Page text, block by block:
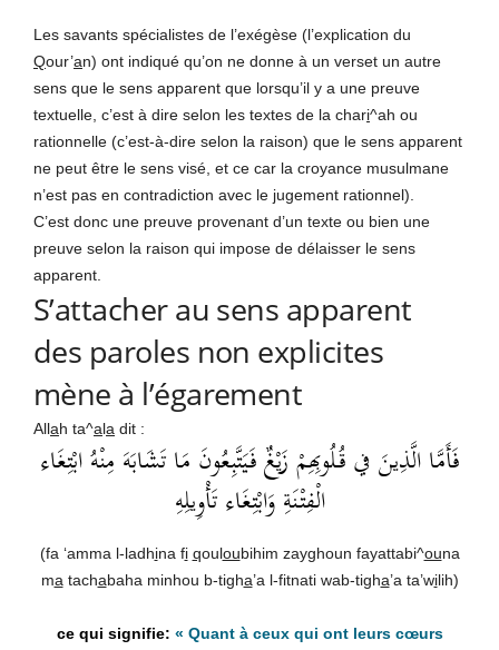
Les savants spécialistes de l’exégèse (l’explication du
Qour’an) ont indiqué qu’on ne donne à un verset un autre
sens que le sens apparent que lorsqu’il y a une preuve
textuelle, c’est à dire selon les textes de la chari^ah ou
rationnelle (c’est-à-dire selon la raison) que le sens apparent
ne peut être le sens visé, et ce car la croyance musulmane
n’est pas en contradiction avec le jugement rationnel).
C’est donc une preuve provenant d’un texte ou bien une
preuve selon la raison qui impose de délaisser le sens
apparent.
S’attacher au sens apparent
des paroles non explicites
mène à l’égarement
Allah ta^ala dit :
فَأَمَّا الَّذِينَ في قُلُوبِهِمْ زَيْغٌ فَيَتَّبِعُونَ مَا تَشَابَهَ مِنْهُ ابْتِغَاء
الْفِتْنَةِ وَابْتِغَاء تَأْوِيلِهِ
(fa ‘amma l-ladhina fi qouloubihim zayghoun fayattabi^ouna
matachabaha minhou b-tigha’a l-fitnati wab-tigha’a ta’wilih)
« Quant à ceux qui ont leurs cœurs